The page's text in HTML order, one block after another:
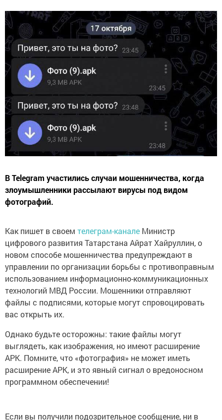
В Telegram участились случаи мошенничества, когда
злоумышленники рассылают вирусы под видом
фотографий.
Как пишет в своем телеграм-канале Министр
цифрового развития Татарстана Айрат Хайруллин, о
новом способе мошенничества предупреждают в
управлении по организации борьбы с противоправным
использованием информационно-коммуникационных
технологий МВД России. Мошенники отправляют
файлы с подписями, которые могут спровоцировать
вас открыть их.
Однако будьте осторожны: такие файлы могут
выглядеть, как изображения, но имеют расширение
APK. Помните, что «фотография» не может иметь
расширение APK, и это явный сигнал о вредоносном
программном обеспечении!
Если вы получили подозрительное сообщение, ни в